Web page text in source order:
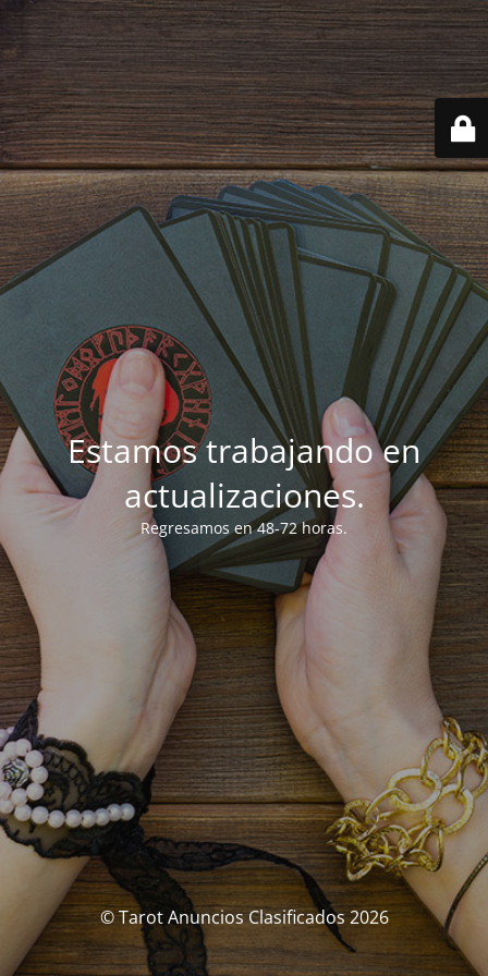
Estamos trabajando en
actualizaciones.
Regresamos en 48-72 horas.
© Tarot Anuncios Clasificados 2026